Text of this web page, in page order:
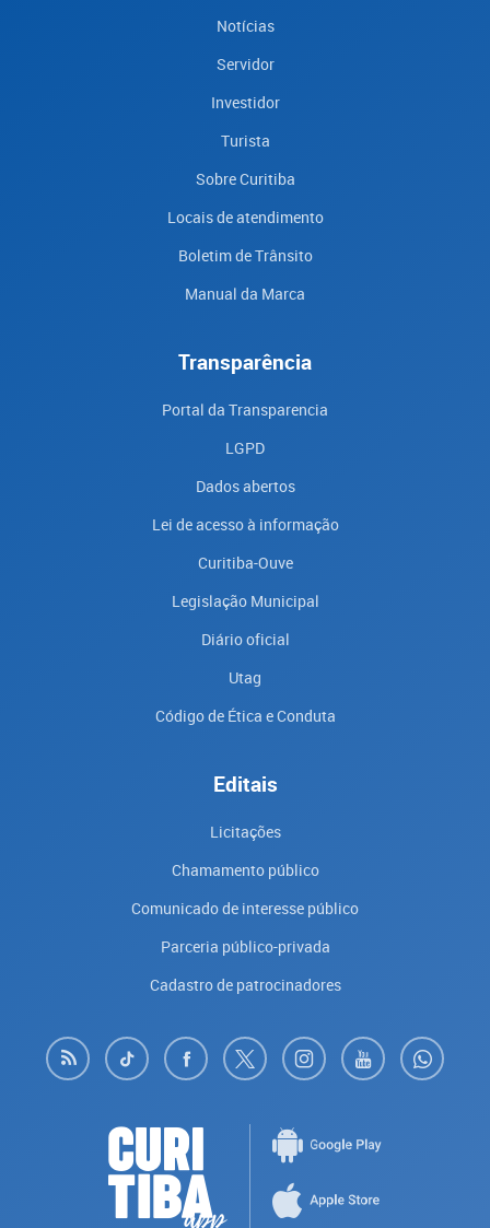
Notícias
Servidor
Investidor
Turista
Sobre Curitiba
Locais de atendimento
Boletim de Trânsito
Manual da Marca
Transparência
Portal da Transparencia
LGPD
Dados abertos
Lei de acesso à informação
Curitiba-Ouve
Legislação Municipal
Diário oficial
Utag
Código de Ética e Conduta
Editais
Licitações
Chamamento público
Comunicado de interesse público
Parceria público-privada
Cadastro de patrocinadores